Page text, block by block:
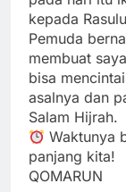
kepada
Pemuda
membuat
bisa
asalnya dan
Salam Hijrah.
Waktunya
panjang kita!
QOMARUN